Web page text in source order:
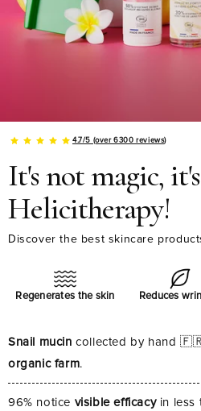
438 reviews
Certified organic n...
32
reviews
Organic Perfection
4.7/5 (over 6300 reviews)
It's not magic, it's
Helicitherapy!
Discover the best skincare
Regenerates the skin Reduces
Snail mucin collected by hand
organic farm.
96% notice visible efficacyin less